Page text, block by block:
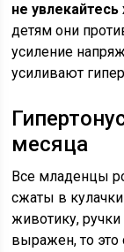
не
детям они
усиление
усиливают
месяца
Все младенцы
сжаты в
животику, ручки
выражен, то это